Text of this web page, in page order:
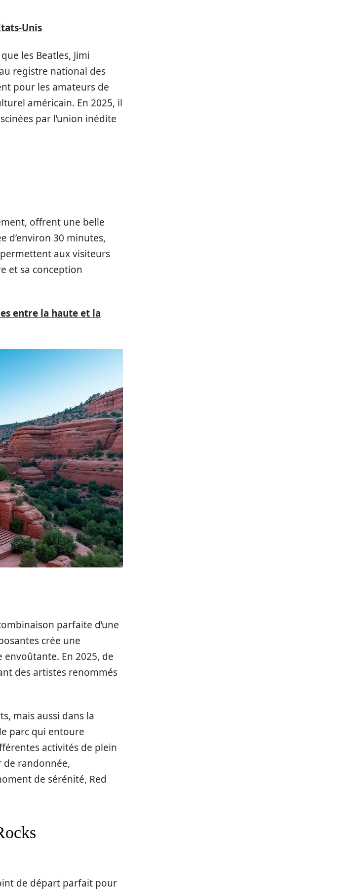
les Beatles, Jimi
registre national des
pour les amateurs de
américain. En 2025, il
par l’union inédite
offrent une belle
d’environ 30 minutes,
aux visiteurs
et sa conception
entre la haute et la
parfaite d’une
crée une
En 2025, de
des artistes renommés
mais aussi dans la
parc qui entoure
activités de plein
de randonnée,
de sérénité, Red
de départ parfait pour